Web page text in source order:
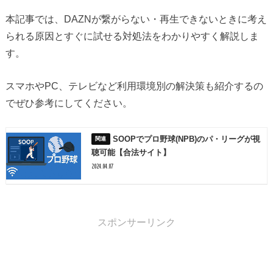
本記事では、DAZNが繋がらない・再生できないときに考え
られる原因とすぐに試せる対処法をわかりやすく解説しま
す。
スマホやPC、テレビなど利用環境別の解決策も紹介するの
でぜひ参考にしてください。
SOOPでプロ野球(NPB)のパ・リーグが視
聴可能【合法サイト】
2024.04.07
スポンサーリンク